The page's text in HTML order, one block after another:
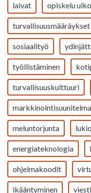
laivat opiskelu
turvallisuusmääräykset
sosiaalityö
työllistäminen
turvallisuuskulttuuri
markkinointisuunitelma
meluntorjunta
energiateknologia
ohjelmakoodit
ikääntyminen